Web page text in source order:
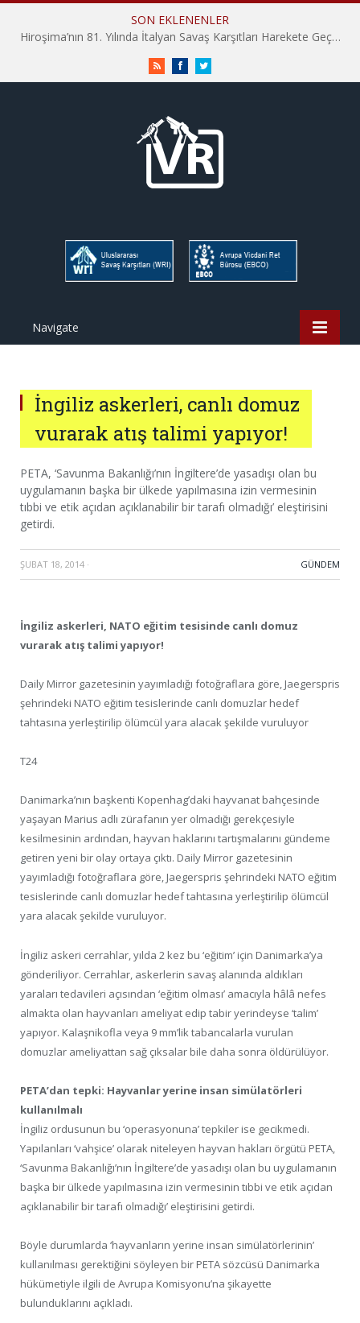
SON EKLENENLER
Hiroşima’nın 81. Yılında İtalyan Savaş Karşıtları Harekete Geçti: “Hatırlamak yeterli değil”
RSS FacebookTwitter
Navigate
İngiliz askerleri, canlı domuz
vurarak atış talimi yapıyor!
PETA, ‘Savunma Bakanlığı’nın İngiltere’de yasadışı olan bu
uygulamanın başka bir ülkede yapılmasına izin vermesinin
tıbbi ve etik açıdan açıklanabilir bir tarafı olmadığı’ eleştirisini
getirdi.
ŞUBAT 18, 2014 · GÜNDEM
İngiliz askerleri, NATO eğitim tesisinde canlı domuz
vurarak atış talimi yapıyor!
Daily Mirror gazetesinin yayımladığı fotoğraflara göre, Jaegerspris
şehrindeki NATO eğitim tesislerinde canlı domuzlar hedef
tahtasına yerleştirilip ölümcül yara alacak şekilde vuruluyor
T24
Danimarka’nın başkenti Kopenhag’daki hayvanat bahçesinde
yaşayan Marius adlı zürafanın yer olmadığı gerekçesiyle
kesilmesinin ardından, hayvan haklarını tartışmalarını gündeme
getiren yeni bir olay ortaya çıktı. Daily Mirror gazetesinin
yayımladığı fotoğraflara göre, Jaegerspris şehrindeki NATO eğitim
tesislerinde canlı domuzlar hedef tahtasına yerleştirilip ölümcül
yara alacak şekilde vuruluyor.
İngiliz askeri cerrahlar, yılda 2 kez bu ‘eğitim’ için Danimarka’ya
gönderiliyor. Cerrahlar, askerlerin savaş alanında aldıkları
yaraları tedavileri açısından ‘eğitim olması’ amacıyla hâlâ nefes
almakta olan hayvanları ameliyat edip tabir yerindeyse ‘talim’
yapıyor. Kalaşnikofla veya 9 mm’lik tabancalarla vurulan
domuzlar ameliyattan sağ çıksalar bile daha sonra öldürülüyor.
PETA’dan tepki: Hayvanlar yerine insan simülatörleri
kullanılmalı
İngiliz ordusunun bu ‘operasyonuna’ tepkiler ise gecikmedi.
Yapılanları ‘vahşice’ olarak niteleyen hayvan hakları örgütü PETA,
‘Savunma Bakanlığı’nın İngiltere’de yasadışı olan bu uygulamanın
başka bir ülkede yapılmasına izin vermesinin tıbbi ve etik açıdan
açıklanabilir bir tarafı olmadığı’ eleştirisini getirdi.
Böyle durumlarda ‘hayvanların yerine insan simülatörlerinin’
kullanılması gerektiğini söyleyen bir PETA sözcüsü Danimarka
hükümetiyle ilgili de Avrupa Komisyonu’na şikayette
bulunduklarını açıkladı.